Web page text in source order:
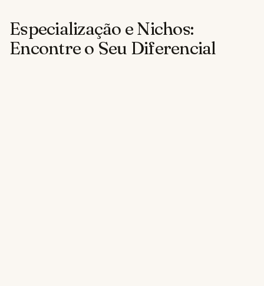
Especialização e Nichos:
Encontre o Seu Diferencial